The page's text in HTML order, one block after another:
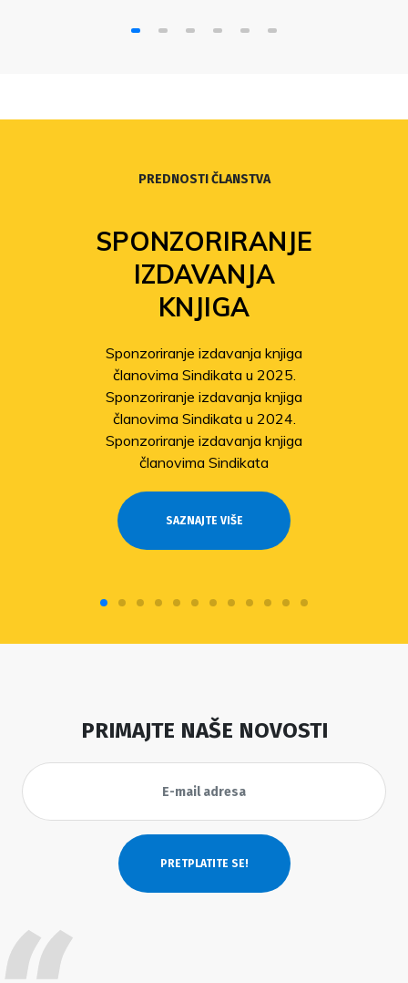
PREDNOSTI ČLANSTVA
SPONZORIRANJE
IZDAVANJA
KNJIGA
Sponzoriranje izdavanja knjiga
članovima Sindikata u 2025.
Sponzoriranje izdavanja knjiga
članovima Sindikata u 2024.
Sponzoriranje izdavanja knjiga
članovima Sindikata
SAZNAJTE VIŠE
PRIMAJTE NAŠE NOVOSTI